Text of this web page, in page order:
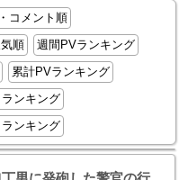
コメント順
順
週間PVランキング
累計PVランキング
ンキング
ンキング